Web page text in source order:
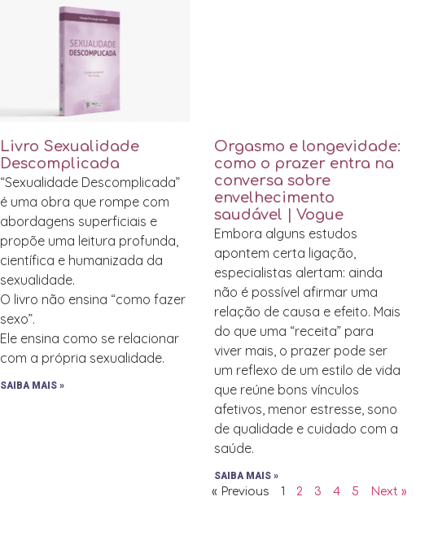
Livro Sexualidade
Descomplicada
“Sexualidade Descomplicada”
é uma obra que rompe com
abordagens superficiais e
propõe uma leitura profunda,
científica e humanizada da
sexualidade.
O livro não ensina “como fazer
sexo”.
Ele ensina como se relacionar
com a própria sexualidade.
SAIBA MAIS »
Orgasmo e longevidade:
como o prazer entra na
conversa sobre
envelhecimento
saudável | Vogue
Embora alguns estudos
apontem certa ligação,
especialistas alertam: ainda
não é possível afirmar uma
relação de causa e efeito. Mais
do que uma “receita” para
viver mais, o prazer pode ser
um reflexo de um estilo de vida
que reúne bons vínculos
afetivos, menor estresse, sono
de qualidade e cuidado com a
saúde.
SAIBA MAIS »
« Previous 1 2 3 4 5 Next »